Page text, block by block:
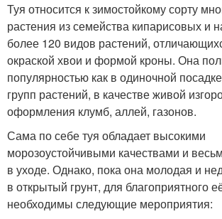
Туя относится к зимостойкому сорту
растения из семейства кипарисовых и
более 120 видов растений,
окраской хвои и формой кроны. Она
популярностью как в одиночной
групп растений, в качестве живой
оформления клумб, аллей, газонов.
Сама по себе туя обладает высокими
морозоустойчивыми качествами и
в уходе. Однако, пока она молодая и
в открытый грунт, для благоприятного
необходимы следующие мероприятия: